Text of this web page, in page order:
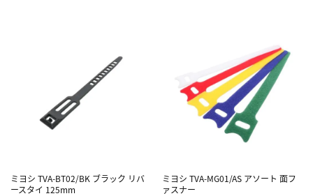
ミヨシ TVA-BT02/BK ブラック リバ
ースタイ 125mm
ミヨシ TVA-MG01/AS アソート 面フ
ァスナー